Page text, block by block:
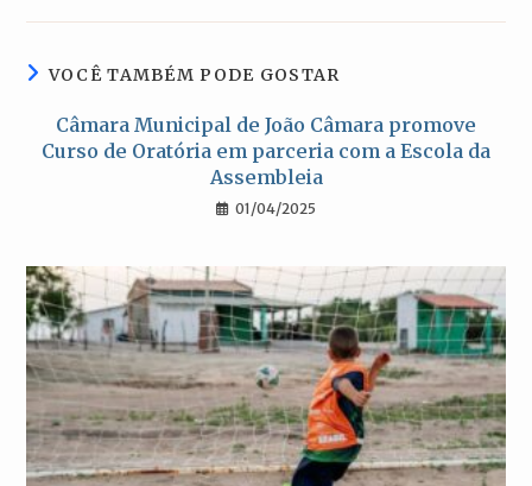
nova nova nova nova
VOCÊ TAMBÉM PODE GOSTAR
Câmara Municipal de João Câmara promove
Curso de Oratória em parceria com a Escola da
Assembleia
01/04/2025